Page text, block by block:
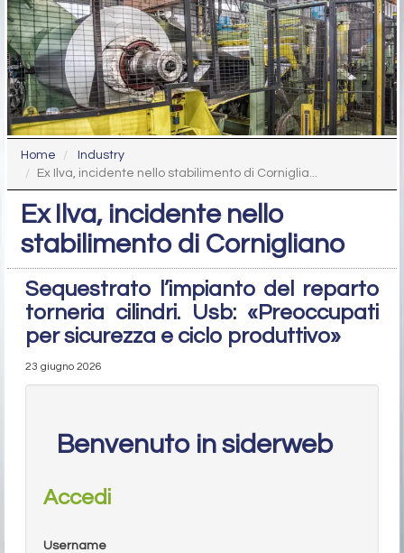
Home
Industry
Ex Ilva, incidente nello stabilimento di Corniglia...
Ex Ilva, incidente nello
stabilimento di Cornigliano
Sequestrato l’impianto del reparto
torneria cilindri. Usb: «Preoccupati
per sicurezza e ciclo produttivo»
23 giugno 2026
Benvenuto in siderweb
Accedi
Username